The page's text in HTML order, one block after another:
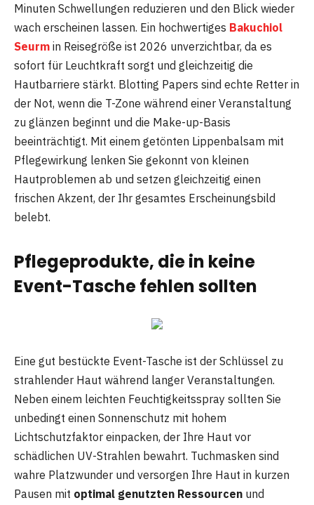
Minuten Schwellungen reduzieren und den Blick wieder
wach erscheinen lassen. Ein hochwertiges Bakuchiol
Seurm in Reisegröße ist 2026 unverzichtbar, da es
sofort für Leuchtkraft sorgt und gleichzeitig die
Hautbarriere stärkt. Blotting Papers sind echte Retter in
der Not, wenn die T-Zone während einer Veranstaltung
zu glänzen beginnt und die Make-up-Basis
beeinträchtigt. Mit einem getönten Lippenbalsam mit
Pflegewirkung lenken Sie gekonnt von kleinen
Hautproblemen ab und setzen gleichzeitig einen
frischen Akzent, der Ihr gesamtes Erscheinungsbild
belebt.
Pflegeprodukte, die in keine
Event-Tasche fehlen sollten
Eine gut bestückte Event-Tasche ist der Schlüssel zu
strahlender Haut während langer Veranstaltungen.
Neben einem leichten Feuchtigkeitsspray sollten Sie
unbedingt einen Sonnenschutz mit hohem
Lichtschutzfaktor einpacken, der Ihre Haut vor
schädlichen UV-Strahlen bewahrt. Tuchmasken sind
wahre Platzwunder und versorgen Ihre Haut in kurzen
Pausen mit optimal genutzten Ressourcen und